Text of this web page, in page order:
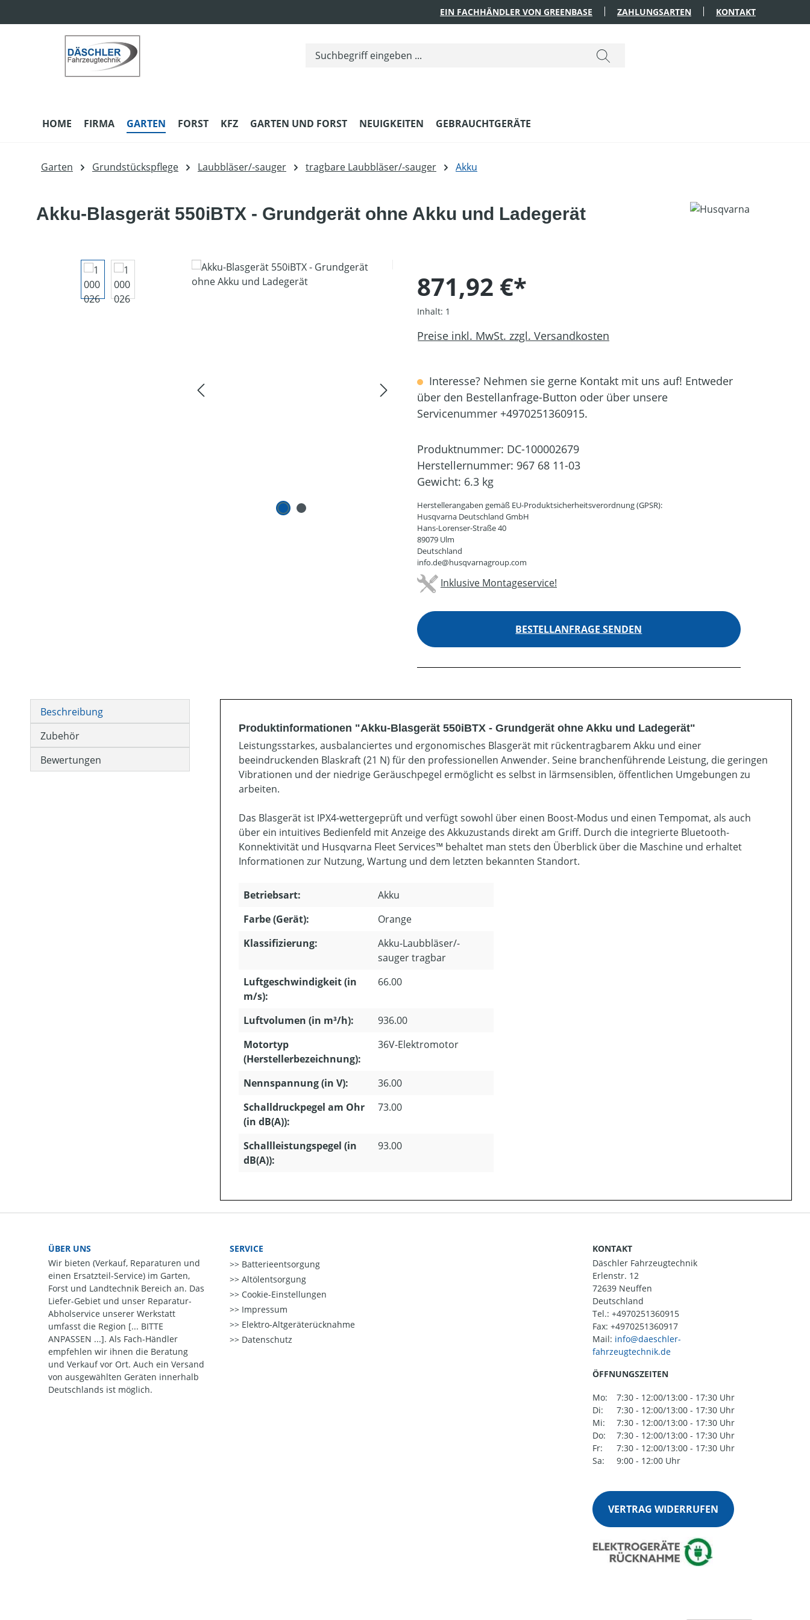
EIN FACHHÄNDLER VON GREENBASE ZAHLUNGSARTEN KONTAKT
HOME FIRMA GARTEN FORST KFZ GARTEN UND FORST NEUIGKEITEN GEBRAUCHTGERÄTE
Garten Grundstückspflege Laubbläser/-sauger tragbare Laubbläser/-sauger Akku
Akku-Blasgerät 550iBTX - Grundgerät ohne Akku und Ladegerät
Bildergalerie überspringen
871,92 €*
Inhalt: 1
Preise inkl. MwSt. zzgl. Versandkosten
Interesse? Nehmen sie gerne Kontakt mit uns auf! Entweder
über den Bestellanfrage-Button oder über unsere
Servicenummer +4970251360915.
Produktnummer: DC-100002679
Herstellernummer: 967 68 11-03
Gewicht: 6.3 kg
Herstellerangaben gemäß EU-Produktsicherheitsverordnung (GPSR):
Husqvarna Deutschland GmbH
Hans-Lorenser-Straße 40
89079 Ulm
Deutschland
info.de@husqvarnagroup.com
Inklusive Montageservice!
BESTELLANFRAGE SENDEN
Beschreibung
Zubehör
Bewertungen
Produktinformationen "Akku-Blasgerät 550iBTX - Grundgerät ohne Akku und Ladegerät"
Leistungsstarkes, ausbalanciertes und ergonomisches Blasgerät mit rückentragbarem Akku und einer
beeindruckenden Blaskraft (21 N) für den professionellen Anwender. Seine branchenführende Leistung, die geringen
Vibrationen und der niedrige Geräuschpegel ermöglicht es selbst in lärmsensiblen, öffentlichen Umgebungen zu
arbeiten.
Das Blasgerät ist IPX4-wettergeprüft und verfügt sowohl über einen Boost-Modus und einen Tempomat, als auch
über ein intuitives Bedienfeld mit Anzeige des Akkuzustands direkt am Griff. Durch die integrierte Bluetooth-
Konnektivität und Husqvarna Fleet Services™ behaltet man stets den Überblick über die Maschine und erhaltet
Informationen zur Nutzung, Wartung und dem letzten bekannten Standort.
Betriebsart:
Akku
Farbe (Gerät):
Orange
Klassifizierung:
Akku-Laubbläser/-
sauger tragbar
Luftgeschwindigkeit (in
m/s):
66.00
Luftvolumen (in m³/h):
936.00
Motortyp
(Herstellerbezeichnung):
36V-Elektromotor
Nennspannung (in V):
36.00
Schalldruckpegel am Ohr
(in dB(A)):
73.00
Schallleistungspegel (in
dB(A)):
93.00
ÜBER UNS
Wir bieten (Verkauf, Reparaturen und
einen Ersatzteil-Service) im Garten,
Forst und Landtechnik Bereich an. Das
Liefer-Gebiet und unser Reparatur-
Abholservice unserer Werkstatt
umfasst die Region [... BITTE
ANPASSEN ...]. Als Fach-Händler
empfehlen wir ihnen die Beratung
und Verkauf vor Ort. Auch ein Versand
von ausgewählten Geräten innerhalb
Deutschlands ist möglich.
SERVICE
Batterieentsorgung
Altölentsorgung
Cookie-Einstellungen
Impressum
Elektro-Altgeräterücknahme
Datenschutz
KONTAKT
Däschler Fahrzeugtechnik
Erlenstr. 12
72639 Neuffen
Deutschland
Tel.: +4970251360915
Fax: +4970251360917
Mail:
ÖFFNUNGSZEITEN
Mo:
7:30 - 12:00/13:00 - 17:30 Uhr
Di:
7:30 - 12:00/13:00 - 17:30 Uhr
Mi:
7:30 - 12:00/13:00 - 17:30 Uhr
Do:
7:30 - 12:00/13:00 - 17:30 Uhr
Fr:
7:30 - 12:00/13:00 - 17:30 Uhr
Sa:
9:00 - 12:00 Uhr
VERTRAG WIDERRUFEN